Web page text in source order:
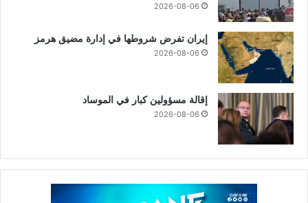
2026-08-06
إيران تفرض شروطها في إدارة مضيق هرمز
2026-08-06
إقالة مسؤولين كبار في الموساد
2026-08-06